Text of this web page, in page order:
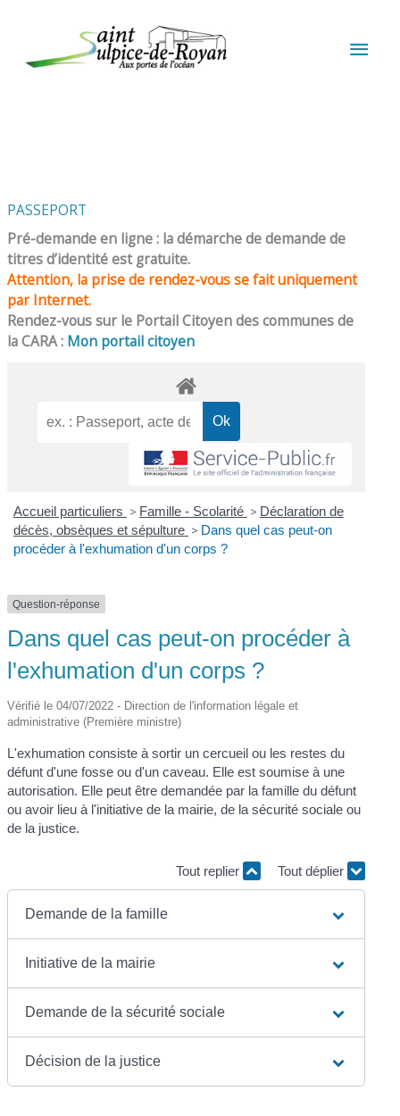
PASSEPORT
Pré-demande en ligne : la démarche de demande de
titres d’identité est gratuite.
Attention, la prise de rendez-vous se fait uniquement
par Internet.
Rendez-vous sur le Portail Citoyen des communes de
la CARA : Mon portail citoyen
Accueil particuliers > Famille - Scolarité > Déclaration de
décès, obsèques et sépulture > Dans quel cas peut-on
procéder à l'exhumation d'un corps ?
Question-réponse
Dans quel cas peut-on procéder à
l'exhumation d'un corps ?
Vérifié le 04/07/2022 - Direction de l'information légale et
administrative (Première ministre)
L'exhumation consiste à sortir un cercueil ou les restes du
défunt d'une fosse ou d'un caveau. Elle est soumise à une
autorisation. Elle peut être demandée par la famille du défunt
ou avoir lieu à l'initiative de la mairie, de la sécurité sociale ou
de la justice.
Tout replier Tout déplier
Demande de la famille
Initiative de la mairie
Demande de la sécurité sociale
Décision de la justice